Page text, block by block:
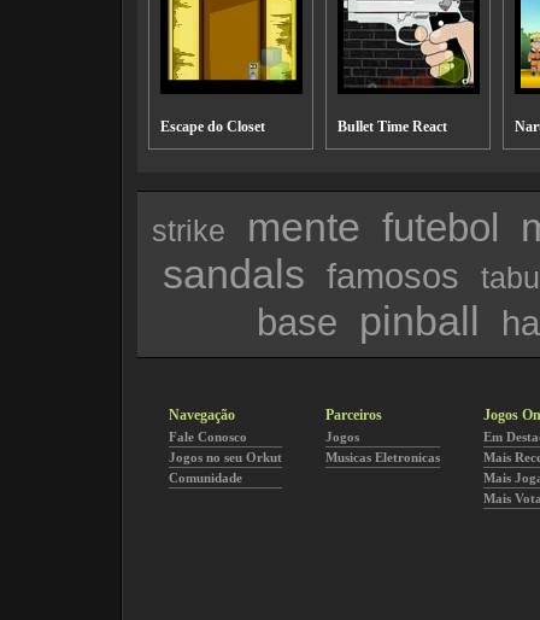
Escape do Closet Bullet Time React
strike mente futebol
sandals famosos
base pinball
Navegação
Fale Conosco
Jogos no seu Orkut
Comunidade
Parceiros
Jogos
Musicas Eletronicas
Jogos
Em
Mais
Mais
Mais